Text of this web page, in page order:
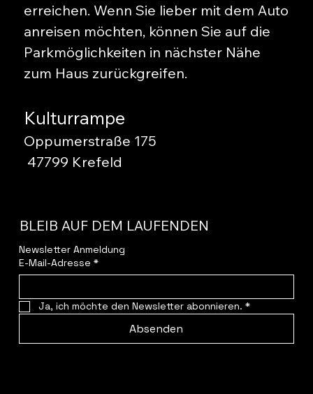
erreichen. Wenn Sie lieber mit dem Auto
anreisen möchten, können Sie auf die
Parkmöglichkeiten in nächster Nähe
zum Haus zurückgreifen.
Kulturrampe
Oppumerstraße 175
47799 Krefeld
BLEIB AUF DEM LAUFENDEN
Newsletter Anmeldung
E-Mail-Adresse *
Ja, ich möchte den Newsletter abonnieren. *
Absenden